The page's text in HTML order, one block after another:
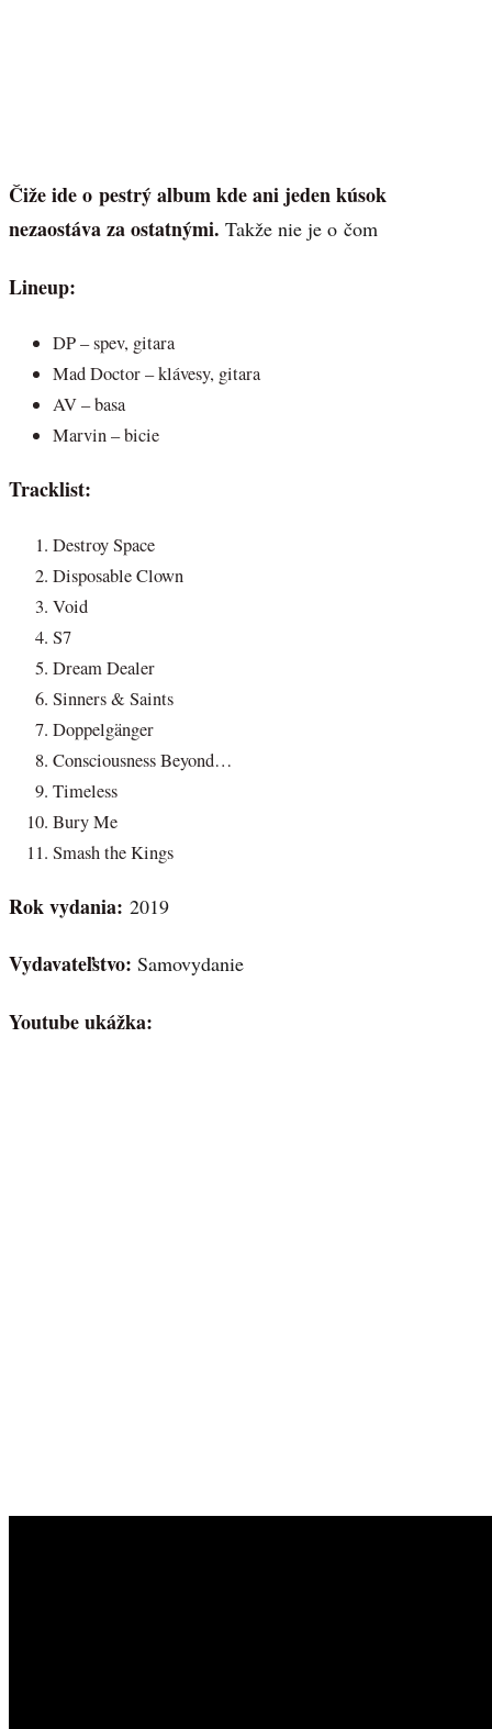
Čiže ide o pestrý album kde ani jeden kúsok
nezaostáva za ostatnými. Takže nie je o čom
Lineup:
DP – spev, gitara
Mad Doctor – klávesy, gitara
AV – basa
Marvin – bicie
Tracklist:
Destroy Space
Disposable Clown
Void
S7
Dream Dealer
Sinners & Saints
Doppelgänger
Consciousness Beyond…
Timeless
Bury Me
Smash the Kings
Rok vydania: 2019
Vydavateľstvo: Samovydanie
Youtube ukážka: